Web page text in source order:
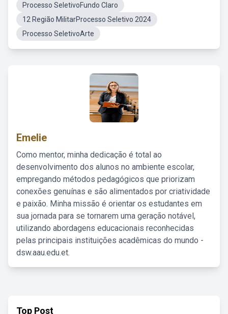
Processo SeletivoFundo Claro
12 Região MilitarProcesso Seletivo 2024
Processo SeletivoArte
Emelie
Como mentor, minha dedicação é total ao
desenvolvimento dos alunos no ambiente escolar,
empregando métodos pedagógicos que priorizam
conexões genuínas e são alimentados por criatividade
e paixão. Minha missão é orientar os estudantes em
sua jornada para se tornarem uma geração notável,
utilizando abordagens educacionais reconhecidas
pelas principais instituições acadêmicas do mundo -
dsw.aau.edu.et.
Top Post